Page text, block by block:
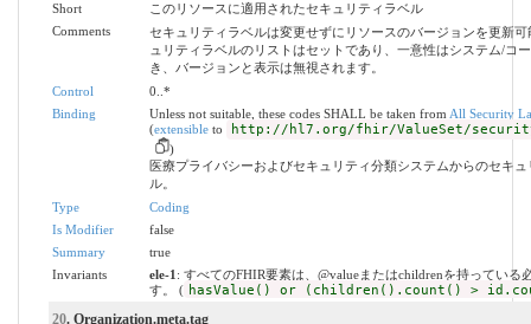
Short
このリソースに適用されたセキュリティラベル
Comments
セキュリティラベルは変更せずにリソースのバージョンを更新可
ュリティラベルのリストはセットであり、一意性はシステム/コ
き、バージョンと表示は無視されます。
Control
0..*
Binding
Unless not suitable, these codes SHALL be taken from All Security
(extensibleto http://hl7.org/fhir/ValueSet/
)
医療プライバシーおよびセキュリティ分類システムからのセキュ
ル。
Type
Coding
Is Modifier
false
Summary
true
Invariants
ele-1 : すべてのFHIR要素は、@valueまたはchildrenを持っている
す。 ( hasValue() or (children().count() >
20. Organization.meta.tag